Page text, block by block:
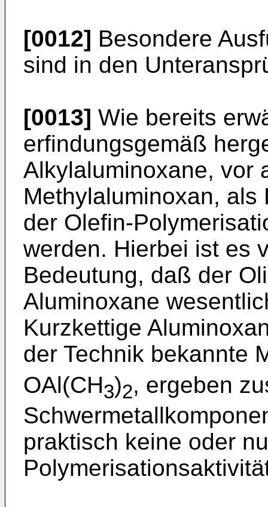
[0012] Besondere
sind in den
[0013] Wie bereits
erfindungsgemäß
Alkylaluminoxane, vor
Methylaluminoxan,
der Olefin-
werden. Hierbei ist es
Bedeutung, daß der
Aluminoxane
Kurzkettige
der Technik bekannte
OAl(CH3)2, ergeben
praktisch keine oder